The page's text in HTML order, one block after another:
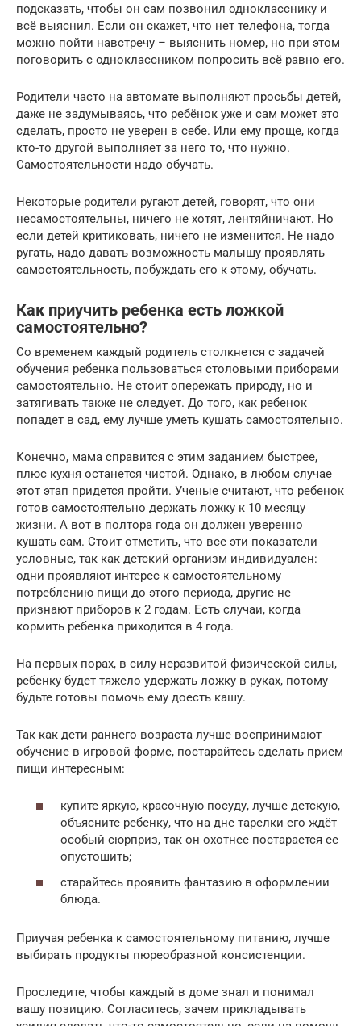
подсказать, чтобы он сам позвонил однокласснику и
всё выяснил. Если он скажет, что нет телефона, тогда
можно пойти навстречу – выяснить номер, но при этом
поговорить с одноклассником попросить всё равно его.
Родители часто на автомате выполняют просьбы детей,
даже не задумываясь, что ребёнок уже и сам может это
сделать, просто не уверен в себе. Или ему проще, когда
кто-то другой выполняет за него то, что нужно.
Самостоятельности надо обучать.
Некоторые родители ругают детей, говорят, что они
несамостоятельны, ничего не хотят, лентяйничают. Но
если детей критиковать, ничего не изменится. Не надо
ругать, надо давать возможность малышу проявлять
самостоятельность, побуждать его к этому, обучать.
Как приучить ребенка есть ложкой
самостоятельно?
Со временем каждый родитель столкнется с задачей
обучения ребенка пользоваться столовыми приборами
самостоятельно. Не стоит опережать природу, но и
затягивать также не следует. До того, как ребенок
попадет в сад, ему лучше уметь кушать самостоятельно.
Конечно, мама справится с этим заданием быстрее,
плюс кухня останется чистой. Однако, в любом случае
этот этап придется пройти. Ученые считают, что ребенок
готов самостоятельно держать ложку к 10 месяцу
жизни. А вот в полтора года он должен уверенно
кушать сам. Стоит отметить, что все эти показатели
условные, так как детский организм индивидуален:
одни проявляют интерес к самостоятельному
потреблению пищи до этого периода, другие не
признают приборов к 2 годам. Есть случаи, когда
кормить ребенка приходится в 4 года.
На первых порах, в силу неразвитой физической силы,
ребенку будет тяжело удержать ложку в руках, потому
будьте готовы помочь ему доесть кашу.
Так как дети раннего возраста лучше воспринимают
обучение в игровой форме, постарайтесь сделать прием
пищи интересным:
купите яркую, красочную посуду, лучше детскую,
объясните ребенку, что на дне тарелки его ждёт
особый сюрприз, так он охотнее постарается ее
опустошить;
старайтесь проявить фантазию в оформлении
блюда.
Приучая ребенка к самостоятельному питанию, лучше
выбирать продукты пюреобразной консистенции.
Проследите, чтобы каждый в доме знал и понимал
вашу позицию. Согласитесь, зачем прикладывать